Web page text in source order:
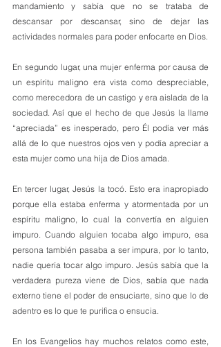
mandamiento y sabía que no se trataba de
descansar por descansar, sino de dejar las
En segundo lugar, una mujer enferma por causa de
un espíritu maligno era vista como despreciable,
como merecedora de un castigo y era aislada de la
sociedad. Así que el hecho de que Jesús la llame
“apreciada” es inesperado, pero Él podía ver más
allá de lo que nuestros ojos ven y podía apreciar a
esta mujer como una hija de Dios amada.
En tercer lugar, Jesús la tocó. Esto era inapropiado
porque ella estaba enferma y atormentada por un
espíritu maligno, lo cual la convertía en alguien
impuro. Cuando alguien tocaba algo impuro, esa
persona también pasaba a ser impura, por lo tanto,
nadie quería tocar algo impuro. Jesús sabía que la
verdadera pureza viene de Dios, sabía que nada
externo tiene el poder de ensuciarte, sino que lo de
adentro es lo que te purifica o ensucia.
En los Evangelios hay muchos relatos como este,